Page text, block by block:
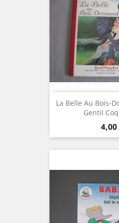
La Belle Au Bois-
Gentil
Prix
4,00